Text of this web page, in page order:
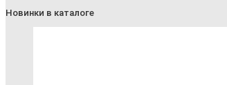
Новинки в каталоге